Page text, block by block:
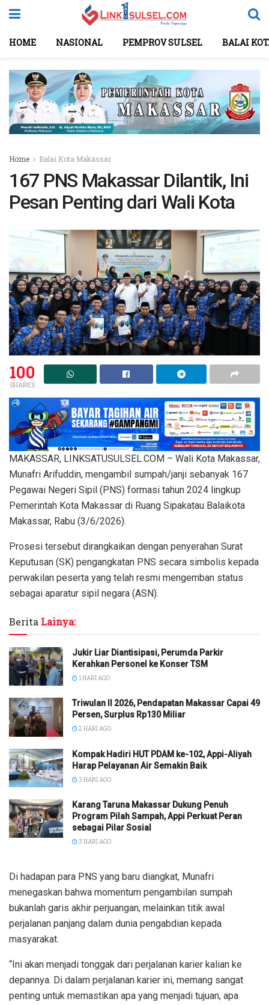
HOME NASIONAL PEMPROV SULSEL BALAI
Home Balai Kota Makassar
167 PNS Makassar Dilantik, Ini
Pesan Penting dari Wali Kota
100
SHARES
MAKASSAR, LINKSATUSULSEL.COM – Wali Kota Makassar,
Munafri Arifuddin, mengambil sumpah/janji sebanyak 167
Pegawai Negeri Sipil (PNS) formasi tahun 2024 lingkup
Pemerintah Kota Makassar di Ruang Sipakatau Balaikota
Makassar, Rabu (3/6/2026).
Prosesi tersebut dirangkaikan dengan penyerahan Surat
Keputusan (SK) pengangkatan PNS secara simbolis kepada
perwakilan peserta yang telah resmi mengemban status
sebagai aparatur sipil negara (ASN).
Berita Lainya:
Jukir Liar Diantisipasi, Perumda Parkir
Kerahkan Personel ke Konser TSM
1 HARI AGO
Triwulan II 2026, Pendapatan Makassar Capai 49
Persen, Surplus Rp130 Miliar
2 HARI AGO
Kompak Hadiri HUT PDAM ke-102, Appi-Aliyah
Harap Pelayanan Air Semakin Baik
3 HARI AGO
Karang Taruna Makassar Dukung Penuh
Program Pilah Sampah, Appi Perkuat Peran
sebagai Pilar Sosial
3 HARI AGO
Di hadapan para PNS yang baru diangkat, Munafri
menegaskan bahwa momentum pengambilan sumpah
bukanlah garis akhir perjuangan, melainkan titik awal
perjalanan panjang dalam dunia pengabdian kepada
masyarakat.
“Ini akan menjadi tonggak dari perjalanan karier kalian ke
depannya. Di dalam perjalanan karier ini, memang sangat
penting untuk memastikan apa yang menjadi tujuan, apa